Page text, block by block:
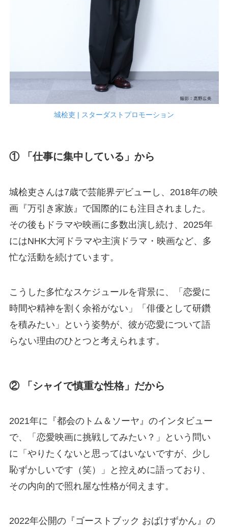
城桧吏 | スターダストプロモーション
① 「仕事に集中している」から
城桧吏さんは7歳で芸能界デビューし、2018年の映
画『万引き家族』で国際的にも注目されました。
その後もドラマや映画に多数出演し続け、2025年
にはNHK大河ドラマや主演ドラマ・映画など、多
忙な活動を続けています。
こうした多忙なスケジュールを背景に、「恋愛に
時間や精神を割く余裕がない」「俳優として研鑽
を積みたい」という姿勢が、彼が恋愛について語
らない理由のひとつと考えられます。
② 「シャイで慎重な性格」だから
2021年に『都会のトム＆ソーヤ』のインタビュー
で、「恋愛映画に挑戦してみたい？」という問い
に「やりたくないと思ってはいないですが、少し
恥ずかしいです（笑）」と控えめに語っており、
その内向的で照れ屋な性格が伺えます。
2022年公開の『ゴーストブック おばけずかん』の